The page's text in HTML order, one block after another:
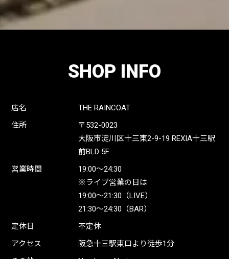
SHOP INFO
店名
THE RAINCOAT
住所
〒532-0023
大阪市淀川区十三東2-9-19 REXIA十三駅
前BLD 5F
営業時間
19:00〜24:30
※ライブ営業の日は
19:00〜21:30（LIVE）
21:30〜24:30（BAR）
定休日
不定休
アクセス
阪急十三駅東口より徒歩1分